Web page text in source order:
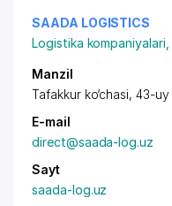
SAADA LOGISTICS
Logistika kompaniyalari
Manzil
Tafakkur ko‘chasi, 43-uy
E-mail
direct@saada-log.uz
Sayt
saada-log.uz